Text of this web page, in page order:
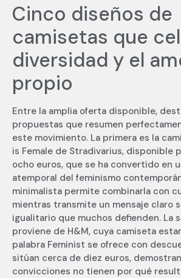
Cinco diseños de
camisetas que
diversidad y el
propio
Entre la amplia oferta disponible,
propuestas que resumen
este movimiento. La primera es la
is Female de Stradivarius, disponible
ocho euros, que se ha convertido en
atemporal del feminismo
minimalista permite combinarla con
mientras transmite un mensaje claro
igualitario que muchos defienden. La
proviene de H&M, cuya camiseta
palabra Feminist se ofrece con
sitúan cerca de diez euros,
convicciones no tienen por qué